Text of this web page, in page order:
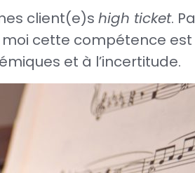
client(e)s high ticket.
cette compétence
et à l’incertitude.